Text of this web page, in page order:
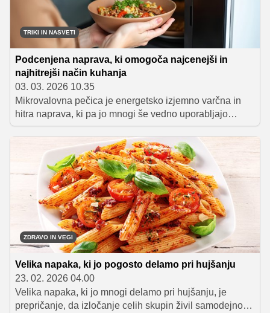
TRIKI IN NASVETI
Podcenjena naprava, ki omogoča najcenejši in
najhitrejši način kuhanja
03. 03. 2026 10.35
Mikrovalovna pečica je energetsko izjemno varčna in
hitra naprava, ki pa jo mnogi še vedno uporabljajo
napačno.
ZDRAVO IN VEGI
Velika napaka, ki jo pogosto delamo pri hujšanju
23. 02. 2026 04.00
Velika napaka, ki jo mnogi delamo pri hujšanju, je
prepričanje, da izločanje celih skupin živil samodejno